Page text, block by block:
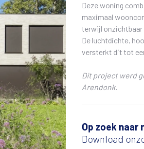
Deze woning
maximaal
terwijl onzichtbaar
De luchtdichte,
versterkt dit tot
Dit project werd
Arendonk.
Op zoek naar
Download